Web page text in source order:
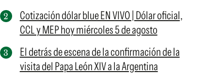
Cotización dólar blue EN VIVO | Dólar oficial,
CCL y MEP hoy miércoles 5 de agosto
El detrás de escena de la confirmación de la
visita del Papa León XIV a la Argentina